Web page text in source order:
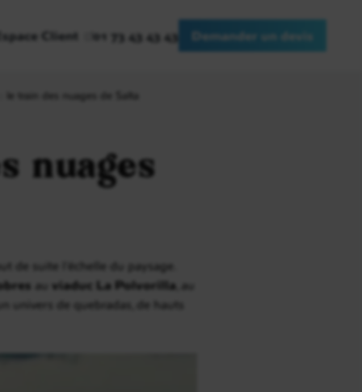
Client 01 73 43 43 43 Demander un devis
le train des nuages de Salta
nuages
de suite l’échelle du paysage.
au viaduc La Polvorilla , au
de quebradas, de hauts